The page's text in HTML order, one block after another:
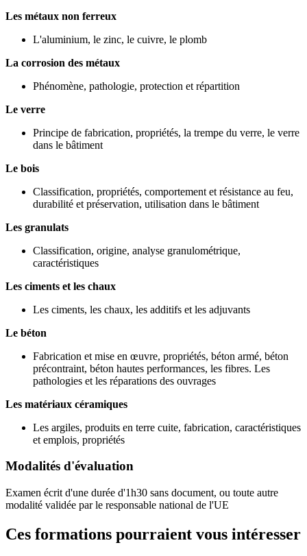
Les métaux non ferreux
L'aluminium, le zinc, le cuivre, le plomb
La corrosion des métaux
Phénomène, pathologie, protection et répartition
Le verre
Principe de fabrication, propriétés, la trempe du verre, le verre
dans le bâtiment
Le bois
Classification, propriétés, comportement et résistance au feu,
durabilité et préservation, utilisation dans le bâtiment
Les granulats
Classification, origine, analyse granulométrique,
caractéristiques
Les ciments et les chaux
Les ciments, les chaux, les additifs et les adjuvants
Le béton
Fabrication et mise en œuvre, propriétés, béton armé, béton
précontraint, béton hautes performances, les fibres. Les
pathologies et les réparations des ouvrages
Les matériaux céramiques
Les argiles, produits en terre cuite, fabrication, caractéristiques
et emplois, propriétés
Modalités d'évaluation
Examen écrit d'une durée d'1h30 sans document, ou toute autre
modalité validée par le responsable national de l'UE
Ces formations pourraient vous intéresser